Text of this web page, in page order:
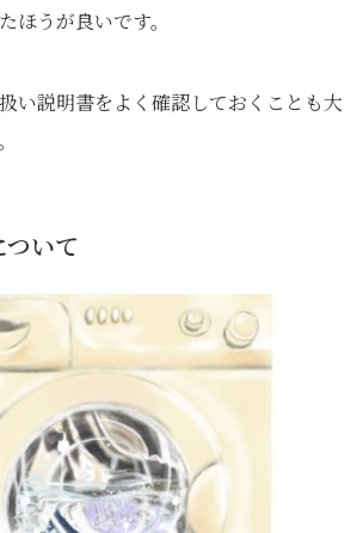
ほうが良いです。
い説明書をよく確認しておくことも大
ついて